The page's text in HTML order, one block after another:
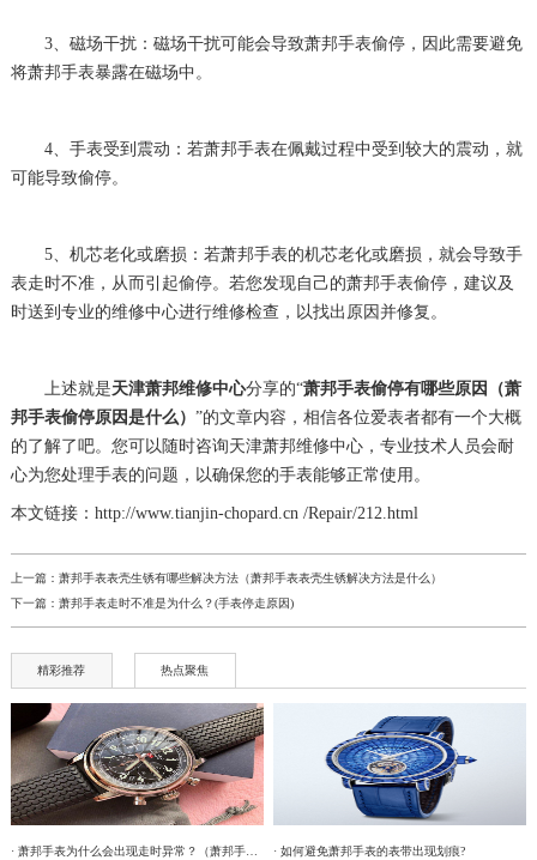
3、磁场干扰：磁场干扰可能会导致萧邦手表偷停，因此需要避免
将萧邦手表暴露在磁场中。
4、手表受到震动：若萧邦手表在佩戴过程中受到较大的震动，就
可能导致偷停。
5、机芯老化或磨损：若萧邦手表的机芯老化或磨损，就会导致手
表走时不准，从而引起偷停。若您发现自己的萧邦手表偷停，建议及
时送到专业的维修中心进行维修检查，以找出原因并修复。
上述就是天津萧邦维修中心分享的“萧邦手表偷停有哪些原因（萧
邦手表偷停原因是什么） ”的文章内容，相信各位爱表者都有一个大概
的了解了吧。您可以随时咨询天津萧邦维修中心，专业技术人员会耐
心为您处理手表的问题，以确保您的手表能够正常使用。
本文链接：http://www.tianjin-chopard.cn /Repair/212.html
上一篇： 萧邦手表表壳生锈有哪些解决方法（萧邦手表表壳生锈解决方法是什么）
下一篇： 萧邦手表走时不准是为什么？(手表停走原因)
精彩推荐 热点聚焦
· 萧邦手表为什么会出现走时异常？（萧邦手表走时不准） · 如何避免萧邦手表的表带出现划痕?